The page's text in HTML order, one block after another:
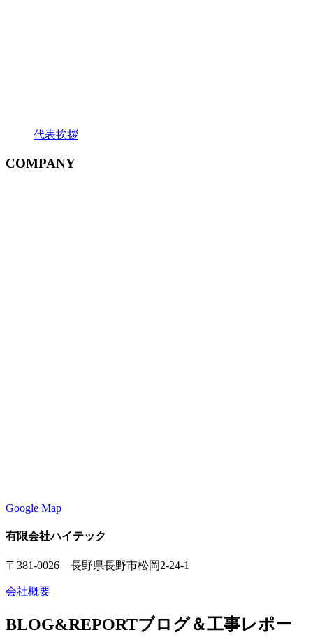
代表挨拶
COMPANY
Google Map
有限会社ハイテック
〒381-0026 長野県長野市松岡2-24-1
会社概要
BLOG&REPORTブログ＆工事レポー